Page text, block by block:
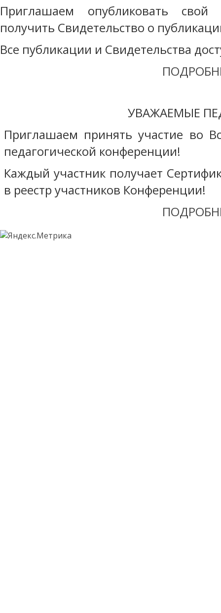
Приглашаем опубликовать
получить Свидетельство о
Все публикации и Свидетельства
УВАЖАЕМЫЕ
Приглашаем принять участие во
педагогической конференции!
Каждый участник получает
в реестр участников Конференции!